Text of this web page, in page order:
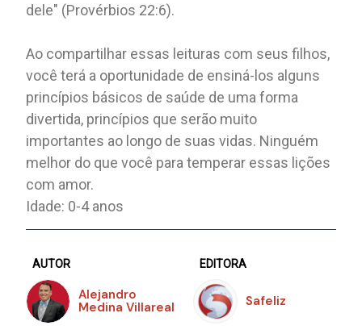
dele" (Provérbios 22:6).
Ao compartilhar essas leituras com seus filhos,
você terá a oportunidade de ensiná-los alguns
princípios básicos de saúde de uma forma
divertida, princípios que serão muito
importantes ao longo de suas vidas. Ninguém
melhor do que você para temperar essas lições
com amor.
Idade: 0-4 anos
AUTOR
Alejandro
Medina Villareal
EDITORA
Safeliz